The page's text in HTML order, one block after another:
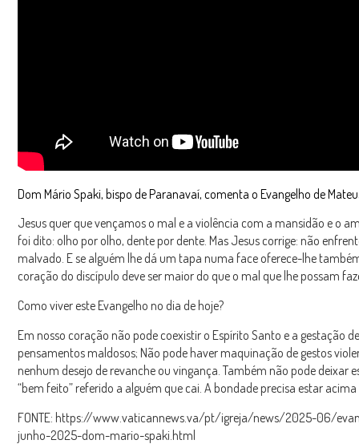
Dom Mário Spaki, bispo de Paranavaí, comenta o Evangelho de
Jesus quer que vençamos o mal e a violência com a mansidão e o
foi dito: olho por olho, dente por dente. Mas Jesus corrige: não
malvado. E se alguém lhe dá um tapa numa face oferece-lhe
coração do discípulo deve ser maior do que o mal que lhe possam
Como viver este Evangelho no dia de hoje?
Em nosso coração não pode coexistir o Espírito Santo e a gestação
pensamentos maldosos; Não pode haver maquinação de gestos
nenhum desejo de revanche ou vingança. Também não pode deixar
“bem feito” referido a alguém que cai. A bondade precisa estar
FONTE: https://www.vaticannews.va/pt/igreja/news/2025-06/
junho-2025-dom-mario-spaki.html